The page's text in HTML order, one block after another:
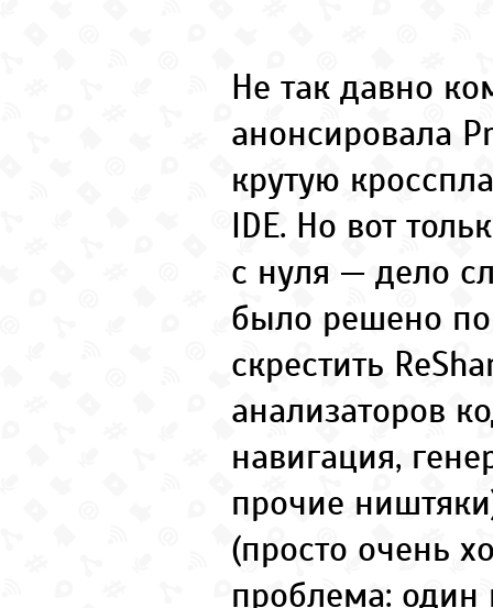
Не так давно
анонсировала
крутую
IDE. Но вот
с нуля — дело
было решено
скрестить
анализаторов
навигация,
прочие
(просто очень
проблема: один